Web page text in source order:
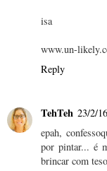
isa
www.un-
Reply
TehTeh 23/2/
epah,
por pintar... é
brincar com